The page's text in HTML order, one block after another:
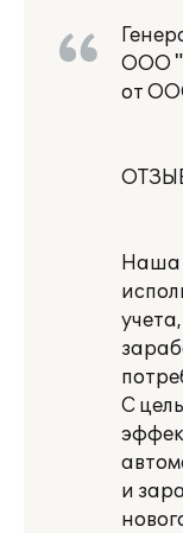
ООО
от
Наша
С
и